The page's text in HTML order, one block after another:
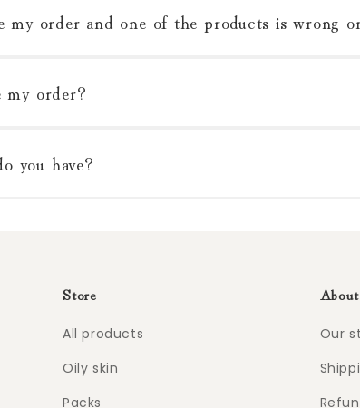
order and one of the products is wrong
order?
you have?
Store
All products
Oily skin
Packs
About
Our